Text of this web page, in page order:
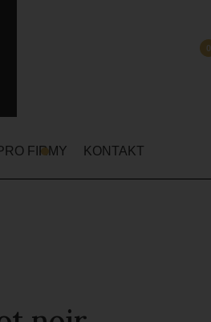
0
FIRMY KONTAKT